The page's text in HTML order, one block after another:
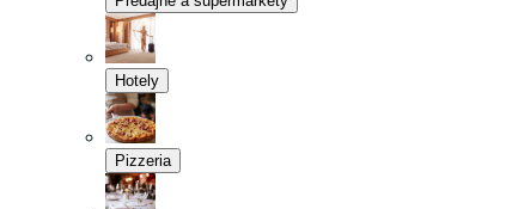
Hotely
Pizzeria